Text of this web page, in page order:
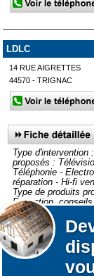
LDLC
14 RUE AIGRETTES
44570 - TRIGNAC
Type d'intervention
proposés :
Téléphonie -
réparation - Hi-fi
Type de produits
Formation,
Afficher plus de
Lors de votre visite sur
déposés sur votre
Nous ne collectons